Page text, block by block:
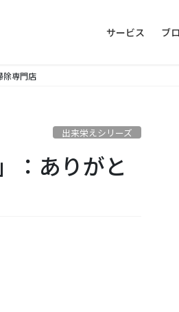
サービス ブ
除専門店
出来栄えシリーズ
：ありがと